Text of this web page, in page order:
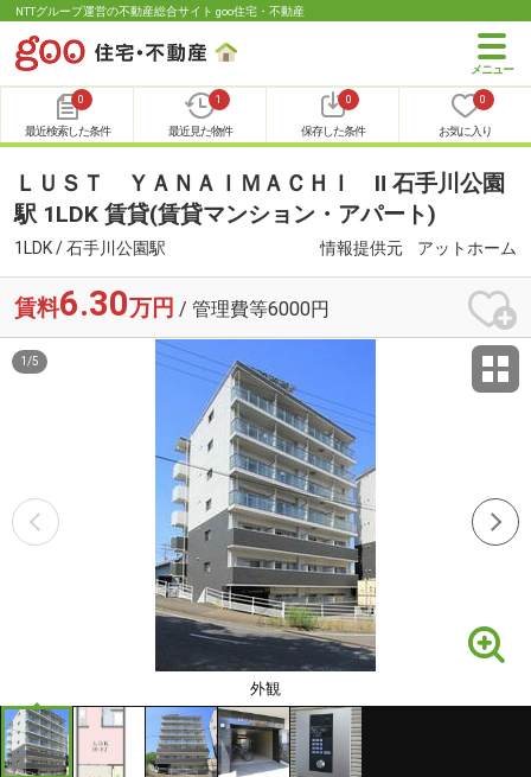
NTTグループ運営の不動産総合サイト goo住宅・不動産
0
最近検索した条件
1
最近見た物件
0
保存した条件
0
お気に入り
ＬＵＳＴ ＹＡＮＡＩＭＡＣＨＩ Ⅱ 石手川公園
駅 1LDK 賃貸(賃貸マンション・アパート)
1LDK / 石手川公園駅 情報提供元 アットホーム
賃料6.30万円 / 管理費等6000円
外観
1 /5